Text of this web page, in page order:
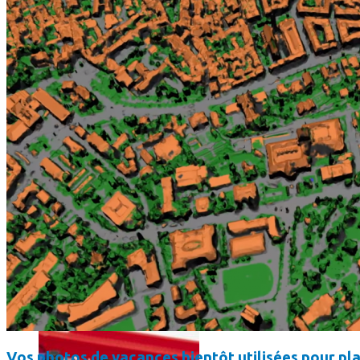
Un boîtier imprimé en 3D va faire tourner Android sur votre